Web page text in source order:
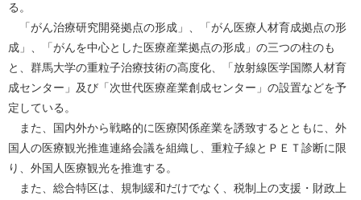
る。
「がん治療研究開発拠点の形成」、「がん医療人材育成拠点の形
成」、「がんを中心とした医療産業拠点の形成」の三つの柱のも
と、群馬大学の重粒子治療技術の高度化、「放射線医学国際人材育
成センター」及び「次世代医療産業創成センター」の設置などを予
定している。
また、国内外から戦略的に医療関係産業を誘致するとともに、外
国人の医療観光推進連絡会議を組織し、重粒子線とＰＥＴ診断に限
り、外国人医療観光を推進する。
また、総合特区は、規制緩和だけでなく、税制上の支援・財政上